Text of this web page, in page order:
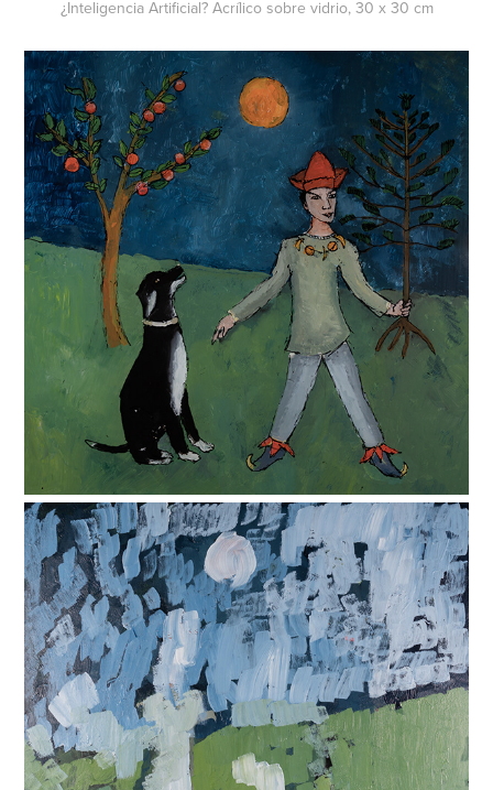
¿Inteligencia Artificial? Acrílico sobre vidrio, 30 x 30 cm